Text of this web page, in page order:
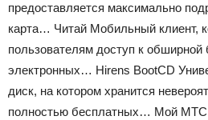
предоставляется максимально
карта… Читай Мобильный клиент,
пользователям доступ к обширной
электронных… Hirens BootCD
диск, на котором хранится
полностью бесплатных… Мой